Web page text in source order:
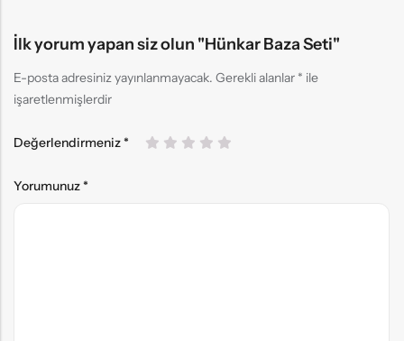
İlk yorum yapan siz olun "Hünkar Baza Seti"
E-posta adresiniz yayınlanmayacak. Gerekli alanlar * ile
işaretlenmişlerdir
Değerlendirmeniz*
Yorumunuz*